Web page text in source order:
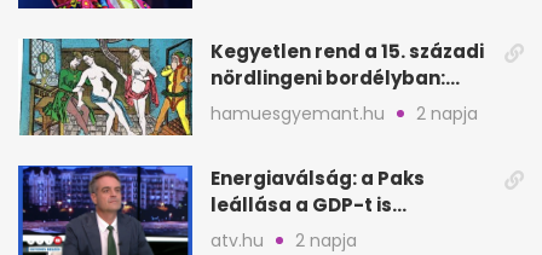
Kegyetlen rend a 15. századi
nördlingeni bordélyban:
verés, éheztetés
hamuesgyemant.hu 2 napja
Energiaválság: a Paks
leállása a GDP-t is
megütheti, int az
atv.hu 2 napja